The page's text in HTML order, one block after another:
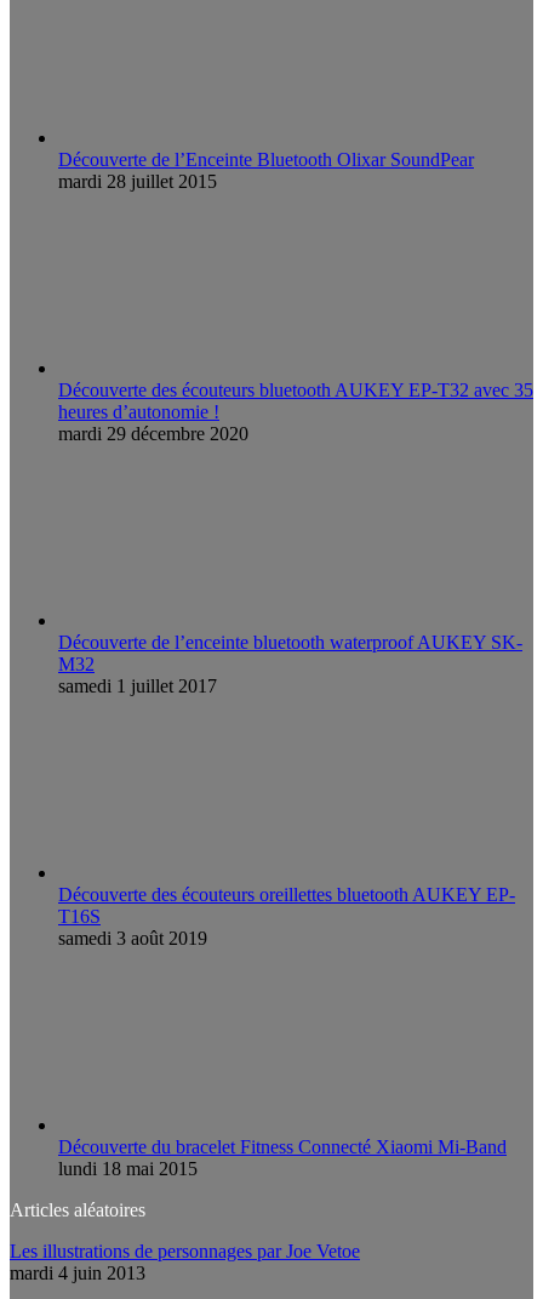
Découverte de l’Enceinte Bluetooth Olixar SoundPear
mardi 28 juillet 2015
Découverte des écouteurs bluetooth AUKEY EP-T32 avec 35
heures d’autonomie !
mardi 29 décembre 2020
Découverte de l’enceinte bluetooth waterproof AUKEY SK-
M32
samedi 1 juillet 2017
Découverte des écouteurs oreillettes bluetooth AUKEY EP-
T16S
samedi 3 août 2019
Découverte du bracelet Fitness Connecté Xiaomi Mi-Band
lundi 18 mai 2015
Articles aléatoires
Les illustrations de personnages par Joe Vetoe
mardi 4 juin 2013